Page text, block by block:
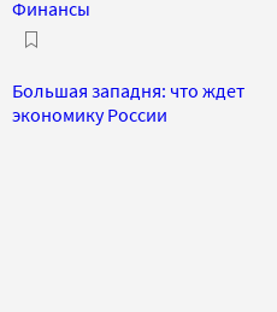
Финансы
Большая западня: что ждет
экономику России